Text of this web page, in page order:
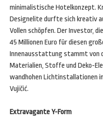
minimalistische Hotelkonzept.
Designelite durfte sich kreativ
Vollen schöpfen. Der Investor,
45 Millionen Euro für diesen
Innenausstattung stammt von
Materialien, Stoffe und Deko-
wandhohen Lichtinstallationen
Vujičić.
Extravagante Y-Form